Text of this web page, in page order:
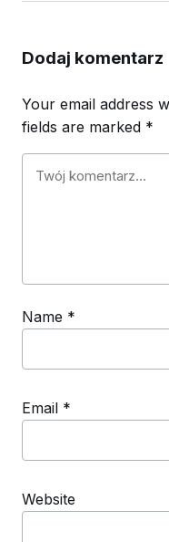
Dodaj komentarz
Your email address
fields are marked *
Name *
Email *
Website